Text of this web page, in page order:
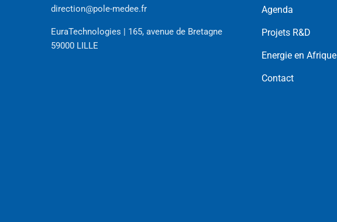
direction@pole-medee.fr
EuraTechnologies | 165, avenue de Bretagne
59000 LILLE
Agenda
Projets R&D
Energie en Afrique
Contact